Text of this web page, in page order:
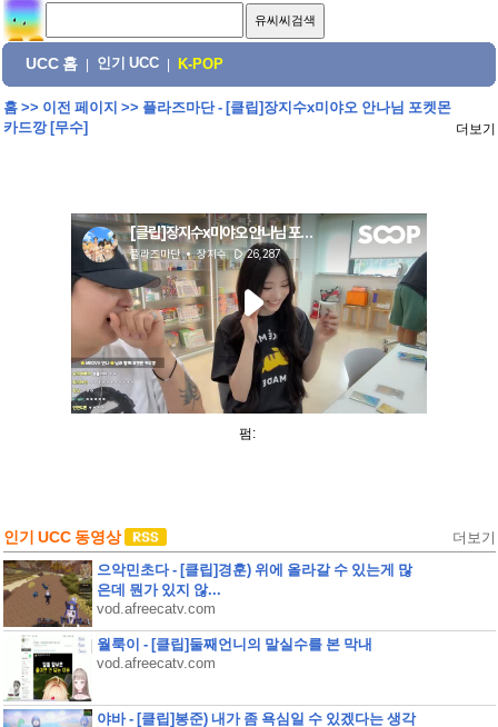
UCC 홈 인기 UCC K-POP
홈>> 이전 페이지 >> 플라즈마단 - [클립]장지수x미야오 안나님 포켓몬
카드깡 [무수]
더보기
펌:
인기 UCC 동영상 더보기
으악민초다 - [클립]경훈) 위에 올라갈 수 있는게 많
은데 뭔가 있지 않...
vod.afreecatv.com
월룩이 - [클립]둘째언니의 말실수를 본 막내
vod.afreecatv.com
야바 - [클립]봉준) 내가 좀 욕심일 수 있겠다는 생각